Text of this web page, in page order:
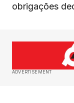
obrigações
ADVERTISEMENT